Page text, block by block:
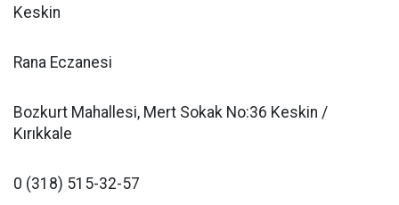
Keskin
Rana Eczanesi
Bozkurt Mahallesi, Mert Sokak No:36 Keskin /
Kırıkkale
0 (318) 515-32-57